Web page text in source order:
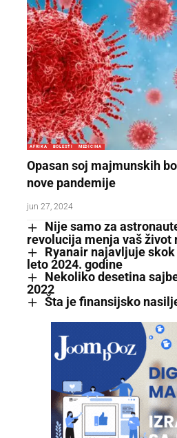
AFRIKA BOLESTI MEDICINA
Opasan soj majmunskih
nove pandemije
jun 27, 2024
Nije samo za
revolucija menja vaš život
Ryanair najavljuje
leto 2024. godine
Nekoliko desetina
2022
Šta je finansijsko